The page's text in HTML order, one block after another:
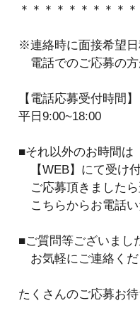
＊＊＊＊＊＊＊＊＊
※連絡時に面接希望日
電話でのご応募の方
【電話応募受付時間】
平日9:00~18:00
■それ以外のお時間は
【WEB】にて受け
ご応募頂きましたら
こちらからお電話い
■ご質問等ございまし
お気軽にご連絡くだ
たくさんのご応募お